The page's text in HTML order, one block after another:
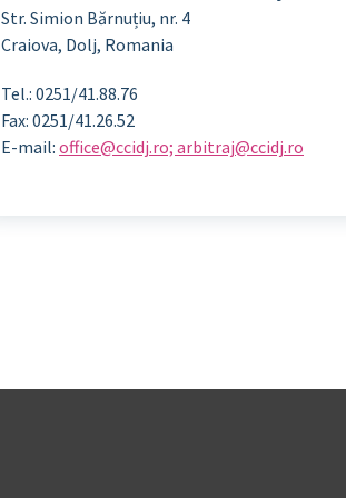
Str. Simion Bărnuțiu, nr. 4
Craiova, Dolj, Romania
Tel.: 0251/41.88.76
Fax: 0251/41.26.52
E-mail: office@ccidj.ro; arbitraj@ccidj.ro